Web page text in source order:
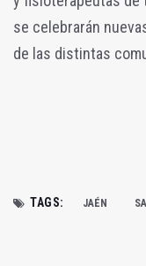
se celebrarán
de las distintas
TAGS: JAÉN